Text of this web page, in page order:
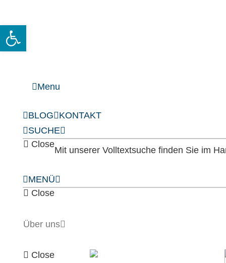
Menu
BLOG
KONTAKT
SUCHE
Close
Mit unserer Volltextsuche finden Sie im
MENÜ
Close
Über uns
Close
Open toolbar